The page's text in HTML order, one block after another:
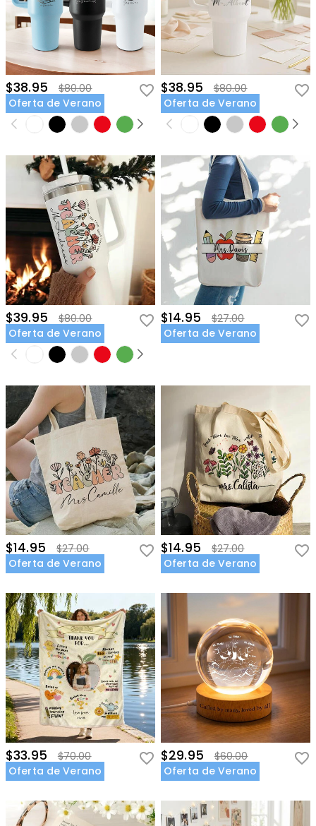
$38.95
$80.00
Oferta de Verano
$38.95
$80.00
Oferta de Verano
$39.95
$80.00
Oferta de Verano
$14.95
$27.00
Oferta de Verano
$14.95
$27.00
Oferta de Verano
$14.95
$27.00
Oferta de Verano
$33.95
$70.00
Oferta de Verano
$29.95
$60.00
Oferta de Verano